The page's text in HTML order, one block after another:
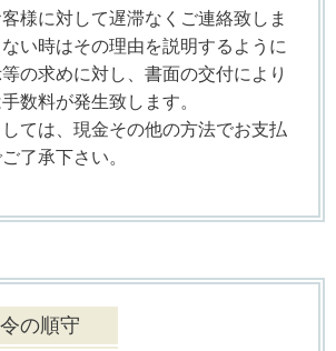
様に対して遅滞なくご連絡致しま
い時はその理由を説明するように
の求めに対し、書面の交付により
数料が発生致します。
ては、現金その他の方法でお支払
了承下さい。
の順守